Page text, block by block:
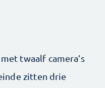
twaalf camera’s
zitten drie